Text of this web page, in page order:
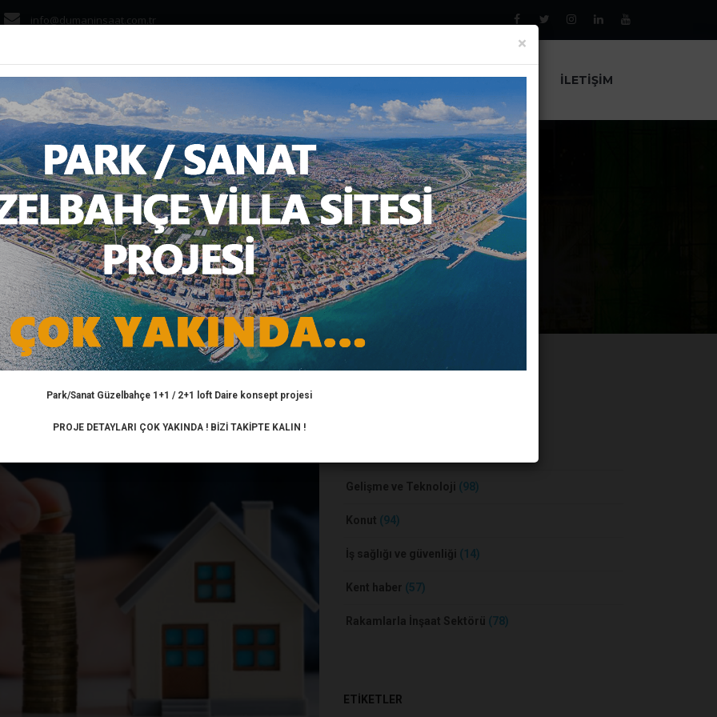
info@dumaninsaat.com.tr
ANASAYFA KURUMSAL PROJELER HABERLER İLETIŞIM
KONUTLAR MI GELİYOR?
Haber Konut UYGUN FİYATLI KONUTLAR MI GELİYOR?
Gelişme ve Teknoloji (98)
Konut (94)
İş sağlığı ve güvenliği (14)
Kent haber (57)
Rakamlarla İnşaat Sektörü (78)
ETİKETLER
×
Park/Sanat Güzelbahçe 1+1 / 2+1 loft Daire konsept projesi
PROJE DETAYLARI ÇOK YAKINDA ! BİZİ TAKİPTE KALIN !